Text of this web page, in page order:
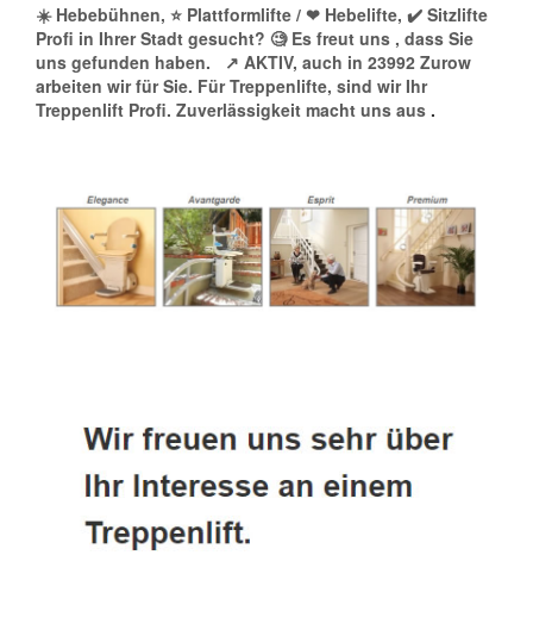
☀️ Hebebühnen, ⭐ Plattformlifte / ❤ Hebelifte, ✔️ Sitzlifte
Profi in Ihrer Stadt gesucht? 🧐 Es freut uns , dass Sie
uns gefunden haben.
↗️ AKTIV, auch in 23992 Zurow
arbeiten wir für Sie. Für Treppenlifte, sind wir Ihr
Treppenlift Profi. Zuverlässigkeit macht uns aus .